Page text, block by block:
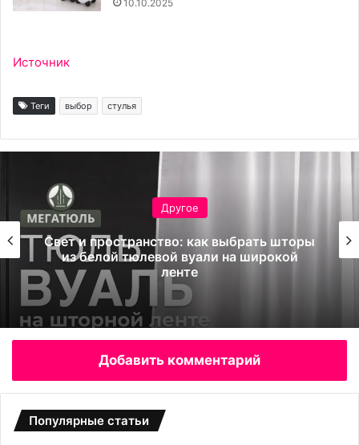
10.10.2025
Источник
Теги выбор стулья
Другое
Свет и пространство: как выбрать шторы
из белой тюлевой вуали на широкой
ленте
Добавить комментарий
Популярные статьи